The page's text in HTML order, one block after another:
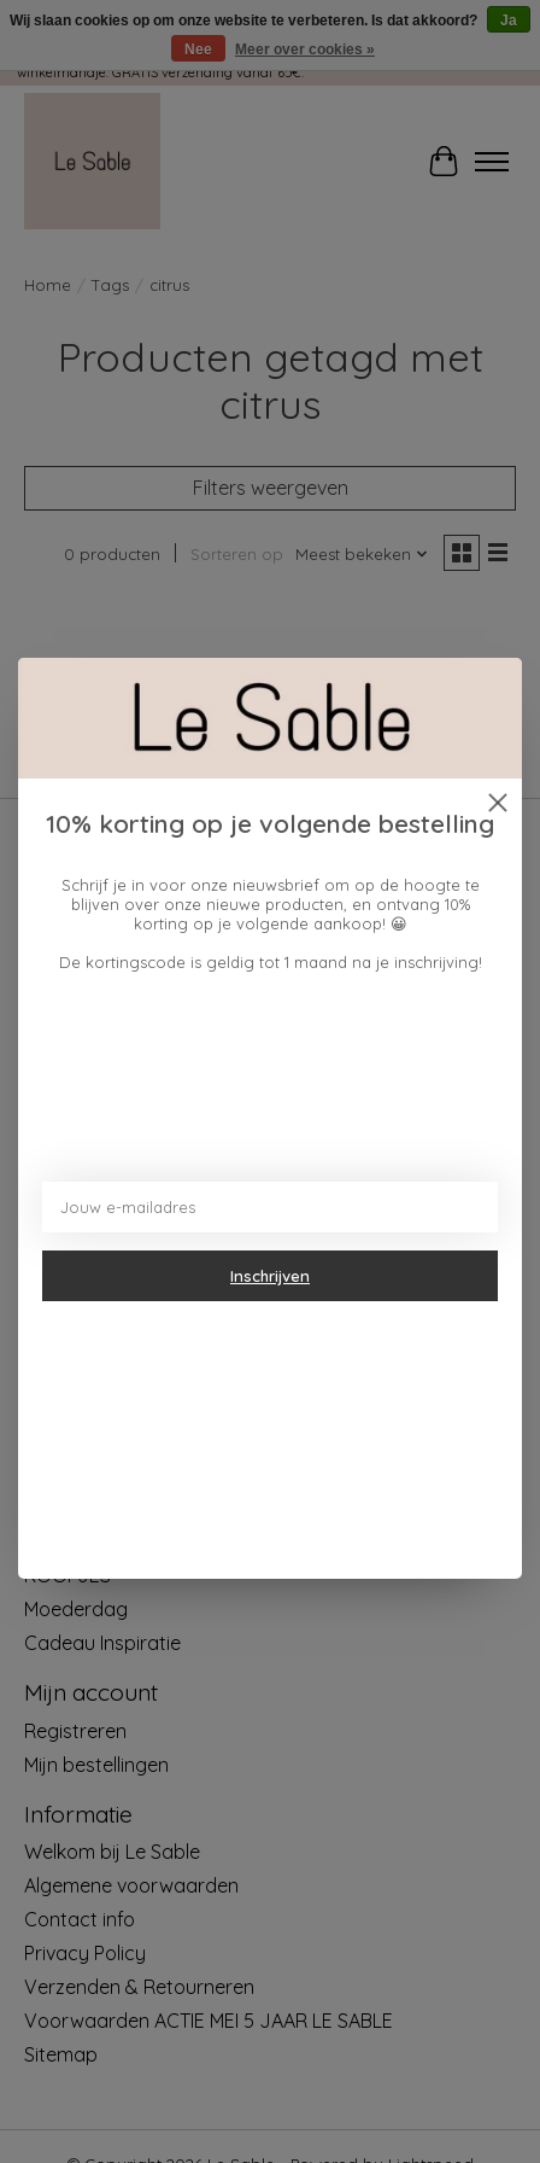
Wij pakken met plezier jouw kadootjes GRATIS in! Duid dit zeker aan in je
winkelmandje. GRATIS verzending vanaf 65€.
Home Tags citrus
Producten getagd met
citrus
Filters weergeven
0 producten Sorteren op Meest bekeken
Geen producten gevonden!
zaterdag 10u - 17u ---zondag maandag gesloten
Categorieën
KOOPJES
Moederdag
Cadeau Inspiratie
Mijn account
Registreren
Mijn bestellingen
Informatie
Welkom bij Le Sable
Algemene voorwaarden
Contact info
Privacy Policy
Verzenden & Retourneren
Voorwaarden ACTIE MEI 5 JAAR LE SABLE
Sitemap
Wij slaan cookies op om onze website te verbeteren. Is dat akkoord?
Ja
Nee
Meer over cookies »
10% korting op je volgende bestelling
Schrijf je in voor onze nieuwsbrief om op de hoogte te
blijven over onze nieuwe producten, en ontvang 10%
korting op je volgende aankoop! 😀
De kortingscode is geldig tot 1 maand na je inschrijving!
Inschrijven